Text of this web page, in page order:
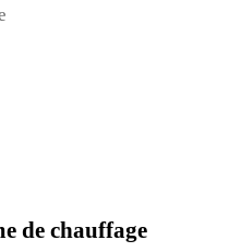
de chauffage